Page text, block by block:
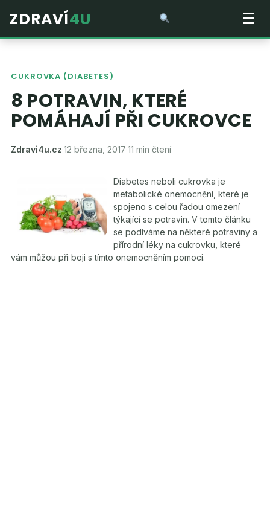
ZDRAVÍ4U ☰
CUKROVKA (DIABETES)
8 POTRAVIN, KTERÉ
POMÁHAJÍ PŘI CUKROVCE
Zdravi4u.cz·12 března, 2017·11 min čtení
Diabetes neboli cukrovka je
metabolické onemocnění, které je
spojeno s celou řadou omezení
týkající se potravin. V tomto článku
se podíváme na některé potraviny a
přírodní léky na cukrovku, které
vám můžou při boji s tímto onemocněním pomoci.